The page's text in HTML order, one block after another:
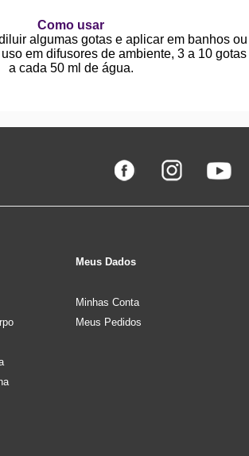
Como usar
algumas gotas e aplicar em banhos ou
em difusores de ambiente, 3 a 10 gotas
a cada 50 ml de água.
Meus Dados
Minhas Conta
Meus Pedidos